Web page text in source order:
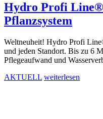
Hydro Profi Line®
Pflanzsystem
Weltneuheit! Hydro Profi
und jeden Standort. Bis zu 6
Pflegeaufwand und
AKTUELL weiterlesen